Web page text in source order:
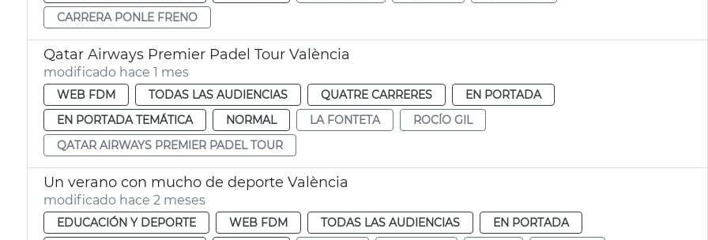
CARRERA PONLE FRENO
Qatar Airways Premier Padel Tour València
modificado hace 1 mes
WEB FDM TODAS LAS AUDIENCIAS QUATRE CARRERES
EN PORTADA
EN PORTADA TEMÁTICA
NORMAL LA FONTETA
ROCÍO GIL
QATAR AIRWAYS PREMIER PADEL TOUR
Un verano con mucho de deporte València
modificado hace 2 meses
EDUCACIÓN Y DEPORTE WEB FDM TODAS LAS AUDIENCIAS
EN PORTADA